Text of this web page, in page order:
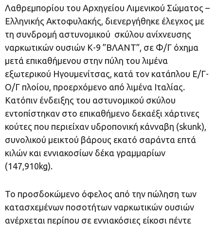
Λαθρεμπορίου του Αρχηγείου Λιμενικού Σώματος –
Ελληνικής Ακτοφυλακής, διενεργήθηκε έλεγχος με
τη συνδρομή αστυνομικού σκύλου ανίχνευσης
ναρκωτικών ουσιών Κ-9 ”ΒΛΑΝΤ”, σε Φ/Γ όχημα
μετά επικαθήμενου στην πύλη του λιμένα
εξωτερικού Ηγουμενίτσας, κατά τον κατάπλου Ε/Γ-
Ο/Γ πλοίου, προερχόμενο από λιμένα Ιταλίας.
Κατόπιν ένδειξης του αστυνομικού σκύλου
εντοπίστηκαν στο επικαθήμενο δεκαέξι χάρτινες
κούτες που περιείχαν υδροπονική κάνναβη (skunk),
συνολικού μεικτού βάρους εκατό σαράντα επτά
κιλών και εννιακοσίων δέκα γραμμαρίων
(147,910kg).
Το προσδοκώμενο όφελος από την πώληση των
κατασχεμένων ποσοτήτων ναρκωτικών ουσιών
ανέρχεται περίπου σε εννιακόσιες είκοσι πέντε